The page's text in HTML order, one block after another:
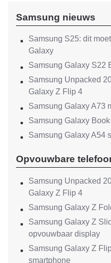
Samsung nieuws
Samsung S25: dit
Galaxy
Samsung Galaxy S22
Samsung Unpacked
Galaxy Z Flip 4
Samsung Galaxy A73
Samsung Galaxy
Samsung Galaxy A54
Opvouwbare
Samsung Unpacked
Galaxy Z Flip 4
Samsung Galaxy Z
Samsung Galaxy Z
opvouwbaar display
Samsung Galaxy Z
smartphone